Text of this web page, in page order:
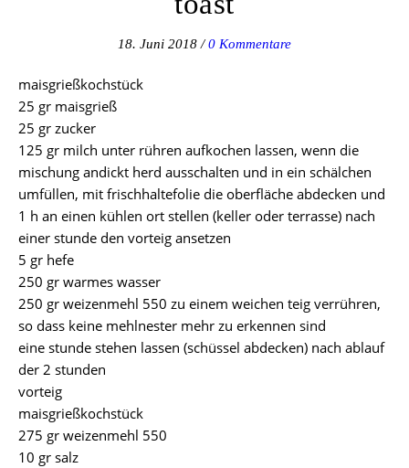
18. Juni 2018 / 0 Kommentare
maisgrießkochstück
25 gr maisgrieß
25 gr zucker
125 gr milch unter rühren aufkochen lassen, wenn die
mischung andickt herd ausschalten und in ein schälchen
umfüllen, mit frischhaltefolie die oberfläche abdecken und
1 h an einen kühlen ort stellen (keller oder terrasse) nach
einer stunde den vorteig ansetzen
5 gr hefe
250 gr warmes wasser
250 gr weizenmehl 550 zu einem weichen teig verrühren,
so dass keine mehlnester mehr zu erkennen sind
eine stunde stehen lassen (schüssel abdecken) nach ablauf
der 2 stunden
vorteig
maisgrießkochstück
275 gr weizenmehl 550
10 gr salz